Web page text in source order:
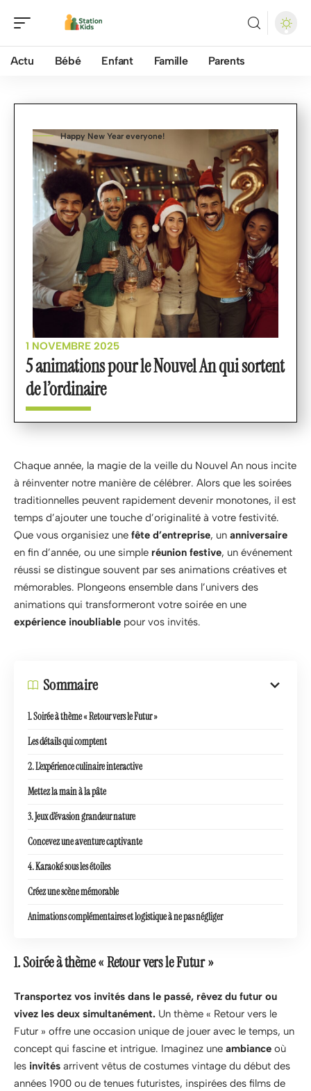
Actu Bébé Enfant Famille Parents
Happy New Year everyone!
1 NOVEMBRE 2025
5 animations pour le Nouvel An qui sortent
de l’ordinaire
Chaque année, la magie de la veille du Nouvel An nous incite
à réinventer notre manière de célébrer. Alors que les soirées
traditionnelles peuvent rapidement devenir monotones, il est
temps d’ajouter une touche d’originalité à votre festivité.
Que vous organisiez une fête d’entreprise, un anniversaire
en fin d’année, ou une simple réunion festive, un événement
réussi se distingue souvent par ses animations créatives et
mémorables. Plongeons ensemble dans l’univers des
animations qui transformeront votre soirée en une
expérience inoubliable pour vos invités.
Sommaire
1. Soirée à thème « Retour vers le Futur »
Les détails qui comptent
2. L’expérience culinaire interactive
Mettez la main à la pâte
3. Jeux d’évasion grandeur nature
Concevez une aventure captivante
4. Karaoké sous les étoiles
Créez une scène mémorable
Animations complémentaires et logistique à ne pas négliger
1. Soirée à thème « Retour vers le Futur »
Transportez vos invités dans le passé, rêvez du futur ou
vivez les deux simultanément. Un thème « Retour vers le
Futur » offre une occasion unique de jouer avec le temps, un
concept qui fascine et intrigue. Imaginez une ambiance où
les invités arrivent vêtus de costumes vintage du début des
années 1900 ou de tenues futuristes, inspirées des films de